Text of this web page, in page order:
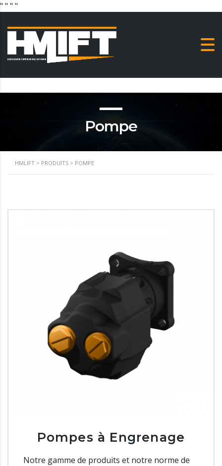
" " " "
Pompe
HMLIFT > PRODUITS > POMPE
Pompes à Engrenage
Notre gamme de produits et notre norme de